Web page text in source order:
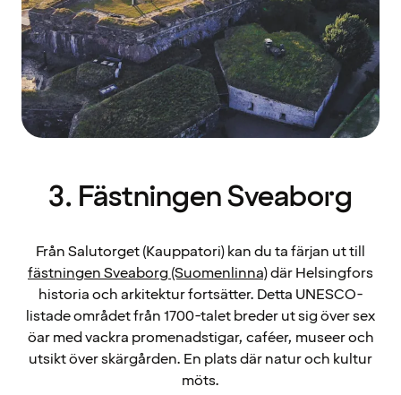
3. Fästningen Sveaborg
Från Salutorget (Kauppatori) kan du ta färjan ut till
fästningen Sveaborg (Suomenlinna)där Helsingfors
historia och arkitektur fortsätter. Detta UNESCO-
listade området från 1700-talet breder ut sig över sex
öar med vackra promenadstigar, caféer, museer och
utsikt över skärgården. En plats där natur och kultur
möts.